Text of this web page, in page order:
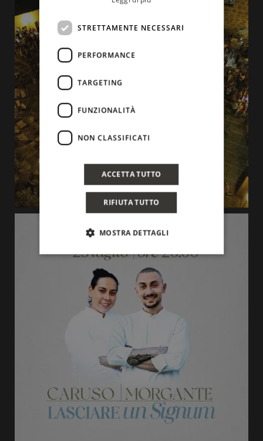
STRETTAMENTE NECESSARI
PERFORMANCE
TARGETING
FUNZIONALITÀ
NON CLASSIFICATI
ACCETTA TUTTO
RIFIUTA TUTTO
MOSTRA DETTAGLI